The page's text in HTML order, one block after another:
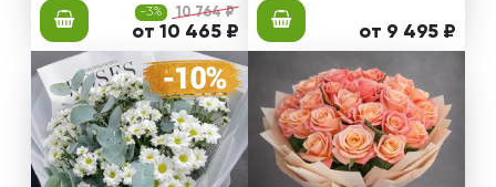
-3% 10 764 ₽
от 10 465 ₽ от 9 495 ₽